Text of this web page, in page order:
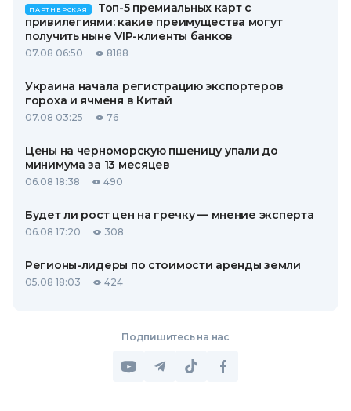
ПАРТНЕРСКАЯ
Топ-5 премиальных карт с
привилегиями: какие преимущества могут
получить ныне VIP-клиенты банков
07.08 06:50 8188
Украина начала регистрацию экспортеров
гороха и ячменя в Китай
07.08 03:25 76
Цены на черноморскую пшеницу упали до
минимума за 13 месяцев
06.08 18:38 490
Будет ли рост цен на гречку — мнение эксперта
06.08 17:20 308
Регионы-лидеры по стоимости аренды земли
05.08 18:03 424
Подпишитесь на нас